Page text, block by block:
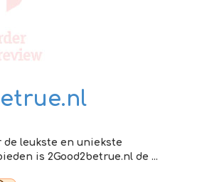
de leukste en uniekste
is 2Good2betrue.nl de ...